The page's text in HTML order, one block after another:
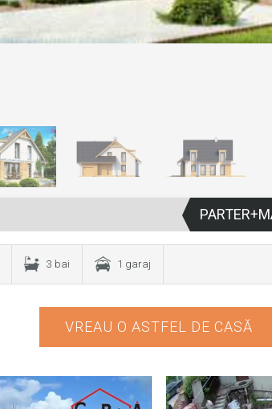
3 bai 1 garaj
VREAU O ASTFEL DE CASĂ